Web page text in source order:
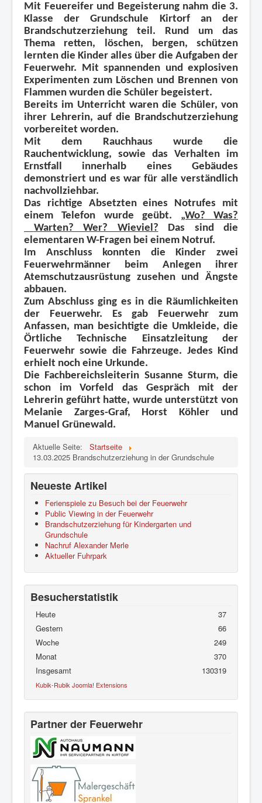
Mit Feuereifer und Begeisterung nahm die 3.
Klasse der Grundschule Kirtorf an der
Brandschutzerziehung teil. Rund um das
Thema retten, löschen, bergen, schützen
lernten die Kinder alles über die Aufgaben der
Feuerwehr. Mit spannenden und explosiven
Experimenten zum Löschen und Brennen von
Flammen wurden die Schüler begeistert.
Bereits im Unterricht waren die Schüler, von
ihrer Lehrerin, auf die Brandschutzerziehung
vorbereitet worden.
Mit dem Rauchhaus wurde die
Rauchentwicklung, sowie das Verhalten im
Ernstfall innerhalb eines Gebäudes
demonstriert und es war für alle verständlich
nachvollziehbar.
Das richtige Absetzten eines Notrufes mit
einem Telefon wurde geübt. „Wo? Was?
Warten? Wer? Wieviel? Das sind die
elementaren W-Fragen bei einem Notruf.
Im Anschluss konnten die Kinder zwei
Feuerwehrmänner beim Anlegen ihrer
Atemschutzausrüstung zusehen und Ängste
abbauen.
Zum Abschluss ging es in die Räumlichkeiten
der Feuerwehr. Es gab Feuerwehr zum
Anfassen, man besichtigte die Umkleide, die
Örtliche Technische Einsatzleitung der
Feuerwehr sowie die Fahrzeuge. Jedes Kind
erhielt noch eine Urkunde.
Die Fachbereichsleiterin Susanne Sturm, die
schon im Vorfeld das Gespräch mit der
Lehrerin geführt hatte, wurde unterstützt von
Melanie Zarges-Graf, Horst Köhler und
Manuel Grünewald.
Aktuelle Seite:
Startseite
13.03.2025 Brandschutzerziehung in der Grundschule
Neueste Artikel
Ferienspiele zu Besuch bei der Feuerwehr
Public Viewing in der Feuerwehr
Brandschutzerziehung für Kindergarten und
Grundschule
Nachruf Alexander Merle
Aktueller Fuhrpark
Besucherstatistik
Heute
37
Gestern
66
Woche
249
Monat
370
Insgesamt
130319
Kubik-Rubik Joomla! Extensions
Partner der Feuerwehr